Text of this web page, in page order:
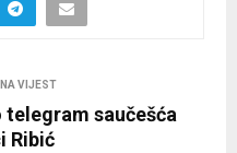
VIJEST
saučešća
Ribić